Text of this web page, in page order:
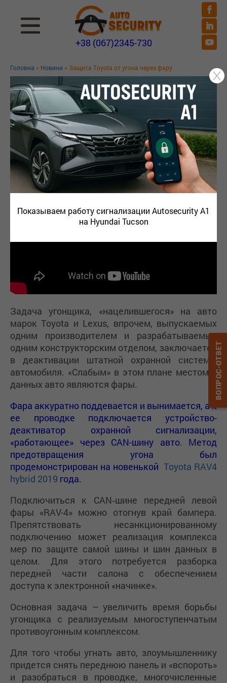
Показываем работу сигнализации Autosecurity A1
на Hyundai Tucson
+38 (067)2345-730
Головна » Новини » Защита Toyota от угона через фару
ЗАЩИТА TOYOTA ОТ УГОНА ЧЕРЕЗ
ФАРУ
Показываем как угоняют автомобили Toyota (Lexsus)
с открытием его через фару, и на примере Тойота
Rav4 hybrid 2020 демонстрируем защиту от угона
автомобиля toyota.
Задача угонщика, «нацелившегося» на авто
марок Toyota и Lexus, впрочем, выпускаемых
одним производителем и разрабатываемых
одним конструкторским отделом, заключается
в деактивации штатной охранной системы
автомобиля. «Слабым» в этом плане местом у
данных авто являются фары.
Фара аккуратно поддевается и вынимается, а к
ее проводке подключается устройство-
деактиватор охранной сигнализации,
«работающее» через CAN-шину авто. Метод
предотвращения угона был
продемонстрирован на новенькой Toyota RAV4
hybrid 2019 года.
Подключиться к CAN‑шине передней левой
фары «RAV-4» можно отогнув край бампера.
Препятствовать несанкционированному
подключению может реализация комплекса
мер по защите самой шины и шин данных в
целом. Для этого потребуется разборка
передней части салона с обеспечением
доступа к электронной «начинке».
Основная задача – увеличить время борьбы
угонщика с реализуемым многоступенчатым
противоугонным комплексом.
Для того чтобы угнать авто, злоумышленнику
придется снять переднюю панель и «вспороть»
и разобраться в проводке, многочисленные